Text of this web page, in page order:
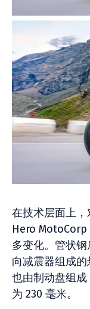
在技​​术层面上
Hero
多变化。管状
向减震器组成
也由制动盘组
为 230 毫米。